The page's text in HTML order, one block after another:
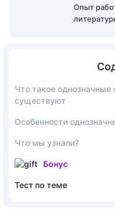
Опыт
Что такое однозначные
существуют
Особенности
Что мы узнали?
Бонус
Тест по теме